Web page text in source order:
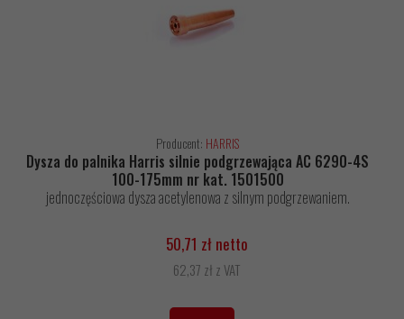
Producent: HARRIS
Dysza do palnika Harris silnie podgrzewająca AC 6290-4S
100-175mm nr kat. 1501500
jednoczęściowa dysza acetylenowa z silnym podgrzewaniem.
50,71 zł netto
62,37 zł z VAT